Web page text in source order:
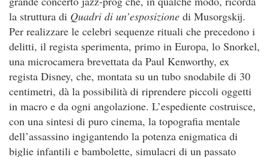
la struttura di Quadri di un’esposizione di Musorgskij.
Per realizzare le celebri sequenze rituali che precedono i
delitti, il regista sperimenta, primo in Europa, lo Snorkel,
una microcamera brevettata da Paul Kenworthy, ex
regista Disney, che, montata su un tubo snodabile di 30
centimetri, dà la possibilità di riprendere piccoli oggetti
in macro e da ogni angolazione. L’espediente costruisce,
con una sintesi di puro cinema, la topografia mentale
dell’assassino ingigantendo la potenza enigmatica di
biglie infantili e bambolette, simulacri di un passato